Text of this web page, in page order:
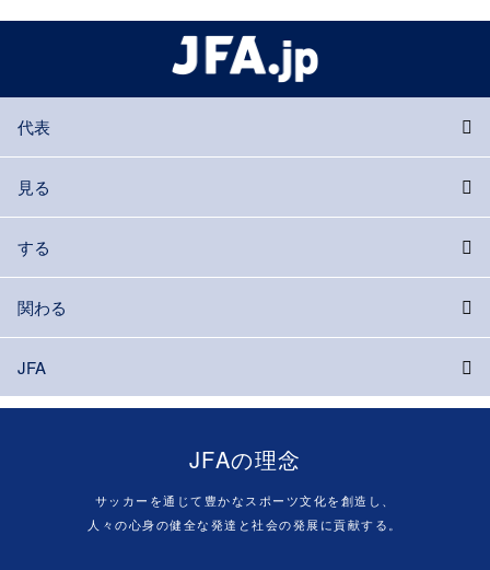
代表
見る
する
関わる
JFA
JFAの理念
サッカーを通じて豊かなスポーツ文化を創造し、
人々の心身の健全な発達と社会の発展に貢献する。